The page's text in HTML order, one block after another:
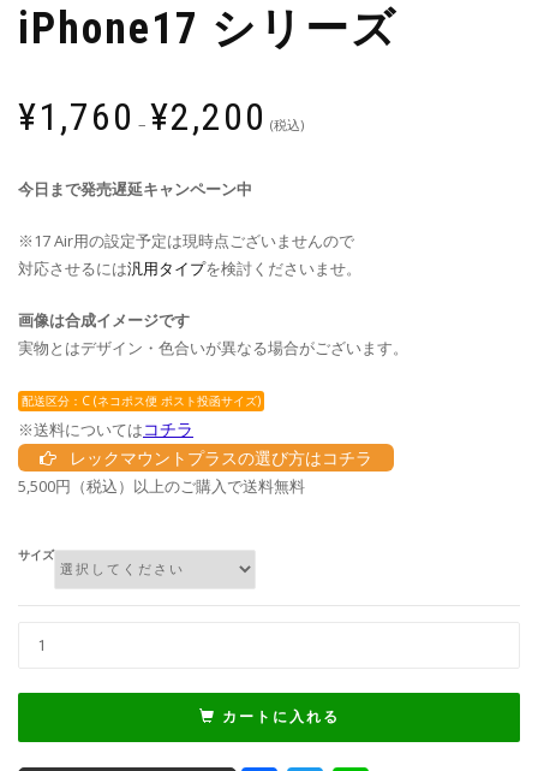
iPhone17 シリーズ
¥1,760 – ¥2,200 (税込)
今日まで発売遅延キャンペーン中
※17 Air用の設定予定は現時点ございませんので
対応させるには汎用タイプを検討くださいませ。
画像は合成イメージです
実物とはデザイン・色合いが異なる場合がございます。
配送区分：C (ネコポス便 ポスト投函サイズ)
※送料についてはコチラ
レックマウントプラスの選び方はコチラ
5,500円（税込）以上のご購入で送料無料
サイズ
カートに入れる